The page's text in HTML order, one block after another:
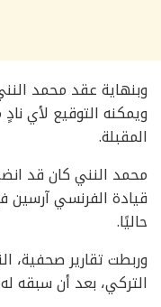
وبنهاية عقد محمد
ويمكنه التوقيع لأي
المقبلة.
قيادة الفرنسي آرسين
حاليًا.
وربطت تقارير صحفية،
التركي، بعد أن سبقه